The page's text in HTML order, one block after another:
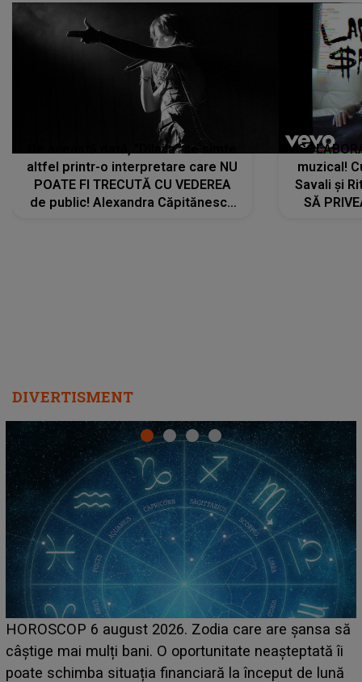
De această dată, "Dilaila" se simte
altfel printr-o interpretare care NU
POATE FI TRECUTĂ CU VEDEREA
de public! Alexandra Căpitănescu
muzical!
Savali și
SĂ
DIVERTISMENT
LINE-UP UNTOLD ONE, prima zi. Cine sunt artiștii
care deschid festivalul și de la ce ore au loc cele mai
așteptate concerte pe scena principală?